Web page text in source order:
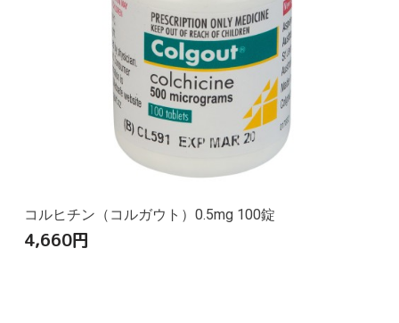
コルヒチン（コルガウト）0.5mg 100錠
4,660円